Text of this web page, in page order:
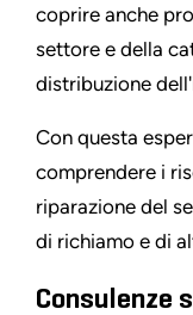
coprire anche
settore e della
distribuzione
Con questa
comprendere i
riparazione del
di richiamo e di
Consulenze